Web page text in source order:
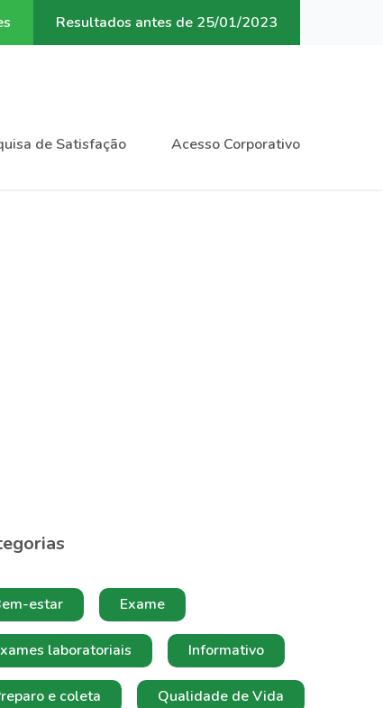
Resultados antes de 25/01/2023
de Satisfação Acesso Corporativo
estar Exame
laboratoriais Informativo
e coleta Qualidade de Vida